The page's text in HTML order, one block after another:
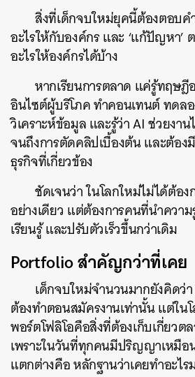
สิ่งที่เด็กจบใหม่ยุคนี้ต้องตอบค
อะไรให้กับองค์กร และ ‘แก้ปัญหา’
อะไรให้องค์กรได้บ้าง
หากเรียนการตลาด แค่รู้ทฤษ
อินไซต์ผู้บริโภค ทำคอนเทนต์ ทดล
วิเคราะห์ข้อมูล และรู้ว่า AI ช่วยงาน
จนถึงการตัดคลิปเบื้องต้น และต้อง
ธุรกิจที่เกี่ยวข้อง
ชัดเจนว่า ในโลกใหม่ไม่ได้ต้อง
อย่างเดียว แต่ต้องการคนที่นำควา
เรียนรู้ และปรับตัวเร็วขึ้นกว่าเดิม
Portfolio สำคัญกว่าที่เคย
เด็กจบใหม่จำนวนมากยังคิดว่
ต้องทำตอนสมัครงานเท่านั้น แต่ใน
พอร์ตโฟลิโอคือสิ่งที่ต้องเก็บเกี่ยวต
เพราะในวันที่ทุกคนมีปริญญาเหมือ
แตกต่างคือ หลักฐานว่าเคยทำอะไร